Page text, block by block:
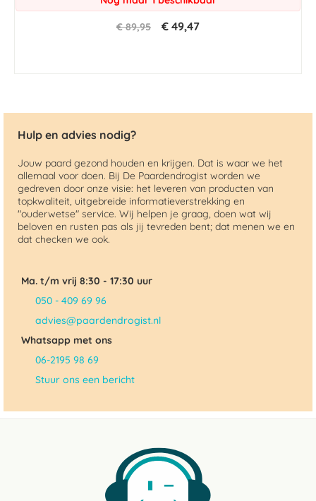
€ 89,95 € 49,47
Hulp en advies nodig?
Jouw paard gezond houden en krijgen. Dat is waar we het
allemaal voor doen. Bij De Paardendrogist worden we
gedreven door onze visie: het leveren van producten van
topkwaliteit, uitgebreide informatieverstrekking en
"ouderwetse" service. Wij helpen je graag, doen wat wij
beloven en rusten pas als jij tevreden bent; dat menen we en
dat checken we ook.
Ma. t/m vrij 8:30 - 17:30 uur
050 - 409 69 96
advies@paardendrogist.nl
Whatsapp met ons
06-2195 98 69
Stuur ons een bericht